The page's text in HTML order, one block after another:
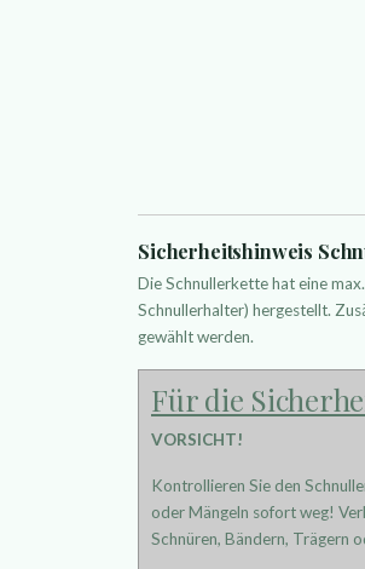
Sicherheitshinweis
Die Schnullerkette hat eine
Schnullerhalter) hergestellt.
gewählt werden.
Für die
VORSICHT!
Kontrollieren Sie den
oder Mängeln sofort weg!
Schnüren, Bändern, Trägern